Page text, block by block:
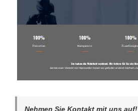
Nehmen Sie Kontakt mit uns auf!